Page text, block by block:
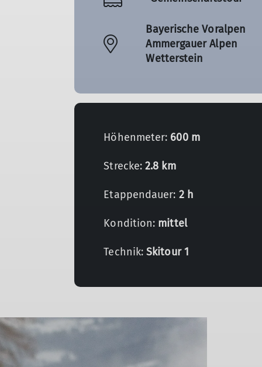
Bayerische Voralpen
Ammergauer Alpen
Wetterstein
Höhenmeter: 600 m
Strecke:2.8 km
Etappendauer: 2 h
Kondition: mittel
Technik:Skitour 1